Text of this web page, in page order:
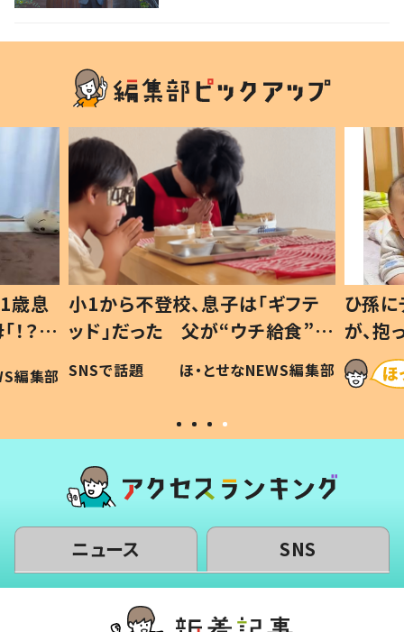
歳息
？」
編集部
小1から不登校、息子は「ギフテ
ッド」だった 父が“ウチ給食”を
作り続ける理由とは #令和の親
#令和の子
SNSで話題 ほ・とせなNEWS編集部
ひ孫
が、
「涙が
い」
ニュース SNS